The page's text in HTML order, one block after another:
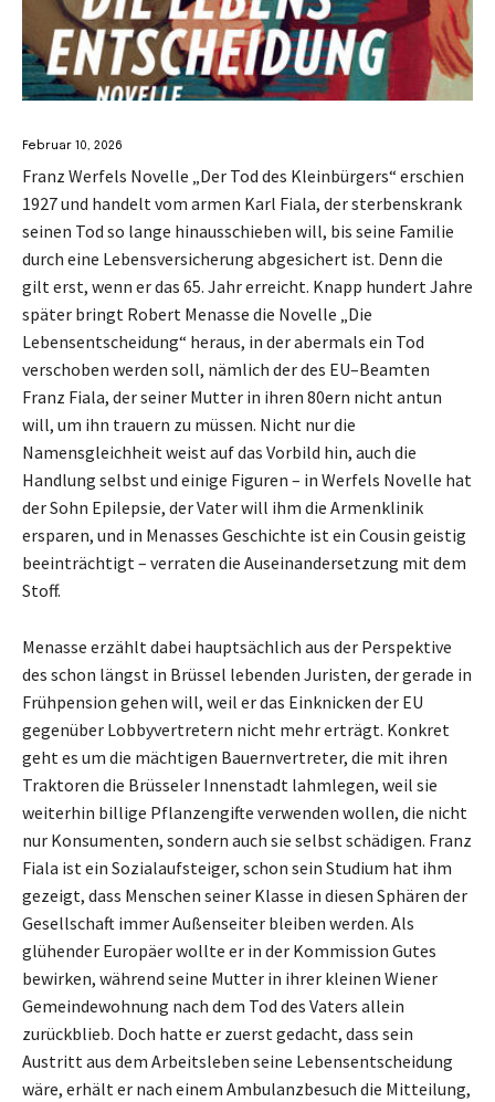
Februar 10, 2026
Franz Werfels Novelle „Der Tod des Kleinbürgers“ erschien
1927 und handelt vom armen Karl Fiala, der sterbenskrank
seinen Tod so lange hinausschieben will, bis seine Familie
durch eine Lebensversicherung abgesichert ist. Denn die
gilt erst, wenn er das 65. Jahr erreicht. Knapp hundert Jahre
später bringt Robert Menasse die Novelle „Die
Lebensentscheidung“ heraus, in der abermals ein Tod
verschoben werden soll, nämlich der des EU–Beamten
Franz Fiala, der seiner Mutter in ihren 80ern nicht antun
will, um ihn trauern zu müssen. Nicht nur die
Namensgleichheit weist auf das Vorbild hin, auch die
Handlung selbst und einige Figuren – in Werfels Novelle hat
der Sohn Epilepsie, der Vater will ihm die Armenklinik
ersparen, und in Menasses Geschichte ist ein Cousin geistig
beeinträchtigt – verraten die Auseinandersetzung mit dem
Stoff.
Menasse erzählt dabei hauptsächlich aus der Perspektive
des schon längst in Brüssel lebenden Juristen, der gerade in
Frühpension gehen will, weil er das Einknicken der EU
gegenüber Lobbyvertretern nicht mehr erträgt. Konkret
geht es um die mächtigen Bauernvertreter, die mit ihren
Traktoren die Brüsseler Innenstadt lahmlegen, weil sie
weiterhin billige Pflanzengifte verwenden wollen, die nicht
nur Konsumenten, sondern auch sie selbst schädigen. Franz
Fiala ist ein Sozialaufsteiger, schon sein Studium hat ihm
gezeigt, dass Menschen seiner Klasse in diesen Sphären der
Gesellschaft immer Außenseiter bleiben werden. Als
glühender Europäer wollte er in der Kommission Gutes
bewirken, während seine Mutter in ihrer kleinen Wiener
Gemeindewohnung nach dem Tod des Vaters allein
zurückblieb. Doch hatte er zuerst gedacht, dass sein
Austritt aus dem Arbeitsleben seine Lebensentscheidung
wäre, erhält er nach einem Ambulanzbesuch die Mitteilung,